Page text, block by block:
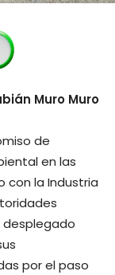
Muro Muro
de
en las
con la Industria
desplegado
por el paso